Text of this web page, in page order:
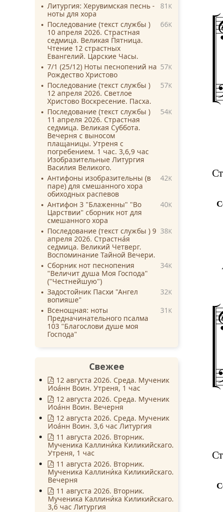
Литургия: Херувимская песнь -
ноты для хора
81 K
Последование (текст службы )
10 апреля 2026. Страстная
седмица. Великая Пятница.
Чтение 12 страстных
Евангелий. Царские Часы.
66K
7/1 (25/12) Ноты песнопений на
Рождество Христово
57K
Последование (текст службы )
12 апреля 2026. Светлое
Христово Воскресение. Пасха.
57K
Последование (текст службы )
11 апреля 2026. Страстная
седмица. Великая Суббота.
Вечерня с выносом
плащаницы. Утреня с
погребением. 1 час. 3,6,9 час
Изобразительные Литургия
Василия Великого.
54K
Антифоны изобразительны (в
паре) для смешанного хора
обиходных распевов
42K
Антифон 3 "Блаженны" "Во
Царствии" сборник нот для
смешанного хора
40K
Последование (текст службы ) 9
апреля 2026. Страстна́я
седмица. Великий Четверг.
Воспоминание Тайной Вечери.
38K
Сборник нот песнопения
"Величит душа Моя Господа"
("Честнейшую")
34K
Задостойник Пасхи "Ангел
вопияше"
32K
Всенощная: ноты
Предначинательного псалма
103 "Благослови душе моя
Господа"
31 K
Свежее
12 августа 2026. Среда. Мученик
Иоа́нн Воин. Утреня, 1 час
12 августа 2026. Среда. Мученик
Иоа́нн Воин. Вечерня
12 августа 2026. Среда. Мученик
Иоа́нн Воин. 3,6 час Литургия
11 августа 2026. Вторник.
Мученика Каллини́ка Киликийскаго.
Утреня, 1 час
11 августа 2026. Вторник.
Мученика Каллини́ка Киликийскаго.
Вечерня
11 августа 2026. Вторник.
Мученика Каллини́ка Киликийскаго.
3,6 час Литургия